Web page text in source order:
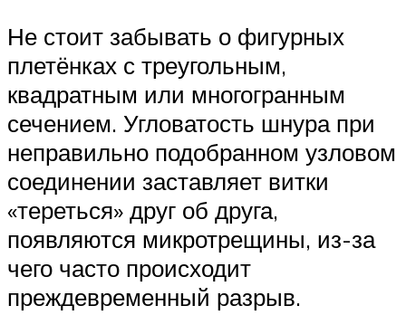
Не стоит забывать о фигурных
плетёнках с треугольным,
квадратным или многогранным
сечением. Угловатость шнура при
неправильно подобранном узловом
соединении заставляет витки
«тереться» друг об друга,
появляются микротрещины, из-за
чего часто происходит
преждевременный разрыв.